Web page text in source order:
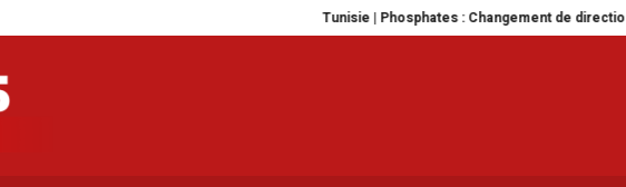
Tunisie | Phosphates : Changement de direction à la CPG